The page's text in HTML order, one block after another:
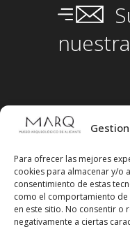
Para ofrecer las mejores
cookies para almacenar y/o
consentimiento de estas
como el comportamiento de
en este sitio. No consentir o
negativamente a ciertas
nuestra